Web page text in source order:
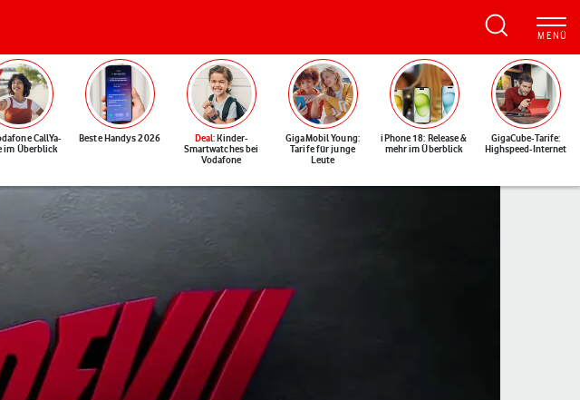
CallYa-
im Überblick
Beste Handys 2026 Deal: Kinder-
Smartwatches bei
Vodafone
GigaMobil Young:
Tarife für junge
Leute
iPhone 18: Release &
mehr im Überblick
GigaCube-Tarife:
Highspeed-Internet